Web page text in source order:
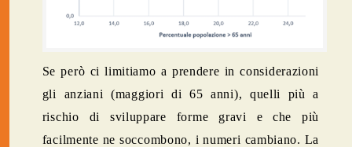
Se però ci limitiamo a prendere in considerazioni
gli anziani (maggiori di 65 anni), quelli più a
rischio di sviluppare forme gravi e che più
facilmente ne soccombono, i numeri cambiano. La